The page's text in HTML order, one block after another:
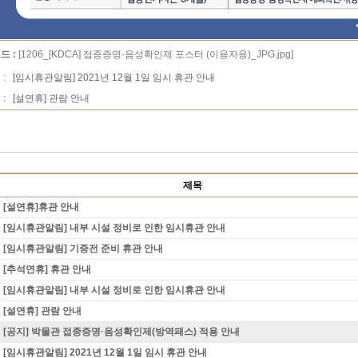
: [1206_[KDCA] 접종증명·음성확인제 포스터 (이용자용)_JPG.jpg]
:
[임시휴관알림] 2021년 12월 1일 임시 휴관 안내
:
[설연휴] 관람 안내
제목
[설연휴]휴관 안내
[임시휴관알림] 내부 시설 정비로 인한 임시휴관 안내
[임시휴관알림] 기증전 준비 휴관 안내
[추석연휴] 휴관 안내
[임시휴관알림] 내부 시설 정비로 인한 임시휴관 안내
[설연휴] 관람 안내
[공지] 박물관 접종증명·음성확인제(방역패스) 적용 안내
[임시휴관알림] 2021년 12월 1일 임시 휴관 안내